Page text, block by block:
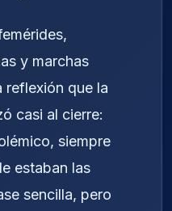
y marchas
reflexión que la
casi al cierre:
siempre
estaban las
sencilla, pero